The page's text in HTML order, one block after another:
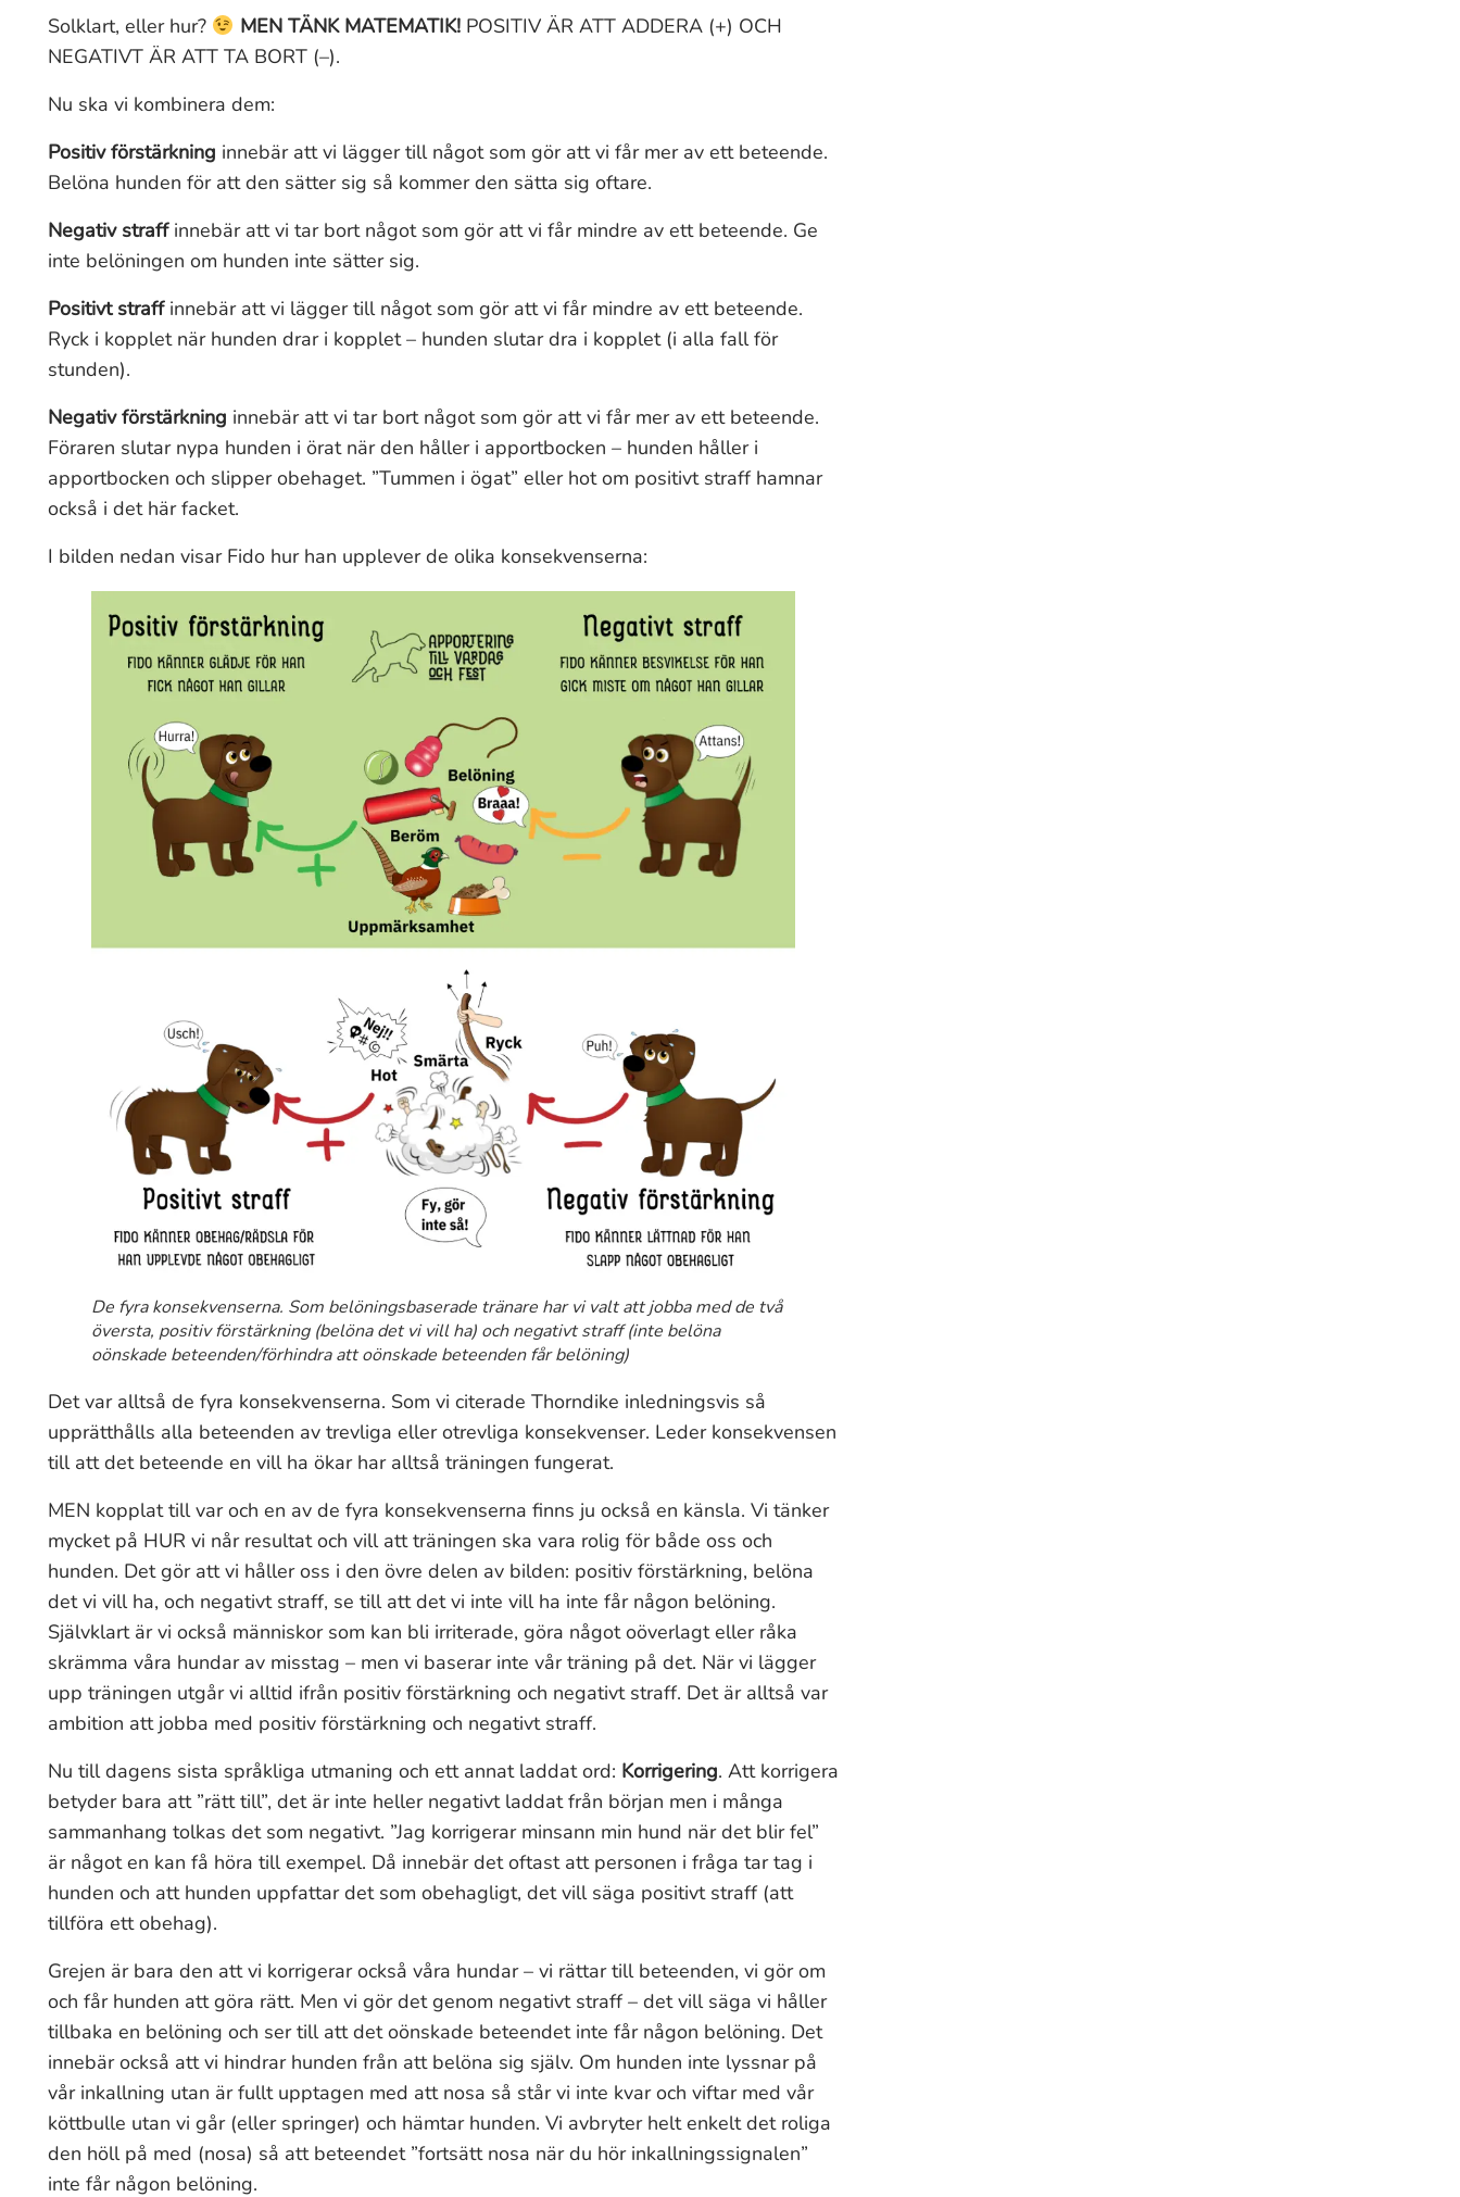
Solklart, eller hur?
MEN TÄNK MATEMATIK! POSITIV ÄR ATT ADDERA (+) OCH
NEGATIVT ÄR ATT TA BORT (–).
Nu ska vi kombinera dem:
Positiv förstärkning innebär att vi lägger till något som gör att vi får mer av ett beteende.
Belöna hunden för att den sätter sig så kommer den sätta sig oftare.
Negativ straff innebär att vi tar bort något som gör att vi får mindre av ett beteende. Ge
inte belöningen om hunden inte sätter sig.
Positivt straffinnebär att vi lägger till något som gör att vi får mindre av ett beteende.
Ryck i kopplet när hunden drar i kopplet – hunden slutar dra i kopplet (i alla fall för
stunden).
Negativ förstärkning innebär att vi tar bort något som gör att vi får mer av ett beteende.
Föraren slutar nypa hunden i örat när den håller i apportbocken – hunden håller i
apportbocken och slipper obehaget. ”Tummen i ögat” eller hot om positivt straff hamnar
också i det här facket.
I bilden nedan visar Fido hur han upplever de olika konsekvenserna:
De fyra konsekvenserna. Som belöningsbaserade tränare har vi valt att jobba med de två
översta, positiv förstärkning (belöna det vi vill ha) och negativt straff (inte belöna
oönskade beteenden/förhindra att oönskade beteenden får belöning)
Det var alltså de fyra konsekvenserna. Som vi citerade Thorndike inledningsvis så
upprätthålls alla beteenden av trevliga eller otrevliga konsekvenser. Leder konsekvensen
till att det beteende en vill ha ökar har alltså träningen fungerat.
MEN kopplat till var och en av de fyra konsekvenserna finns ju också en känsla. Vi tänker
mycket på HUR vi når resultat och vill att träningen ska vara rolig för både oss och
hunden. Det gör att vi håller oss i den övre delen av bilden: positiv förstärkning, belöna
det vi vill ha, och negativt straff, se till att det vi inte vill ha inte får någon belöning.
Självklart är vi också människor som kan bli irriterade, göra något oöverlagt eller råka
skrämma våra hundar av misstag – men vi baserar inte vår träning på det. När vi lägger
upp träningen utgår vi alltid ifrån positiv förstärkning och negativt straff. Det är alltså var
ambition att jobba med positiv förstärkning och negativt straff.
Nu till dagens sista språkliga utmaning och ett annat laddat ord: Korrigering. Att korrigera
betyder bara att ”rätt till”, det är inte heller negativt laddat från början men i många
sammanhang tolkas det som negativt. ”Jag korrigerar minsann min hund när det blir fel”
är något en kan få höra till exempel. Då innebär det oftast att personen i fråga tar tag i
hunden och att hunden uppfattar det som obehagligt, det vill säga positivt straff (att
tillföra ett obehag).
Grejen är bara den att vi korrigerar också våra hundar – vi rättar till beteenden, vi gör om
och får hunden att göra rätt. Men vi gör det genom negativt straff – det vill säga vi håller
tillbaka en belöning och ser till att det oönskade beteendet inte får någon belöning. Det
innebär också att vi hindrar hunden från att belöna sig själv. Om hunden inte lyssnar på
vår inkallning utan är fullt upptagen med att nosa så står vi inte kvar och viftar med vår
köttbulle utan vi går (eller springer) och hämtar hunden. Vi avbryter helt enkelt det roliga
den höll på med (nosa) så att beteendet ”fortsätt nosa när du hör inkallningssignalen”
inte får någon belöning.